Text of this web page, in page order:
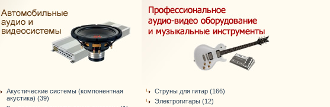
Акустические системы (компонентная
акустика) (39)
Струны для гитар (166)
Электрогитары (12)